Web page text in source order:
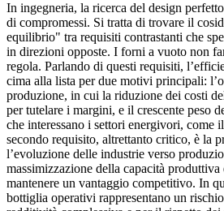
In ingegneria, la ricerca del design
di compromessi. Si tratta di trovare il
equilibrio" tra requisiti contrastanti che
in direzioni opposte. I forni a vuoto non
regola. Parlando di questi requisiti,
cima alla lista per due motivi principali:
produzione, in cui la riduzione dei costi
per tutelare i margini, e il crescente peso
che interessano i settori energivori, come
secondo requisito, altrettanto critico, è la
l’evoluzione delle industrie verso
massimizzazione della capacità produttiva
mantenere un vantaggio competitivo. In
bottiglia operativi rappresentano un